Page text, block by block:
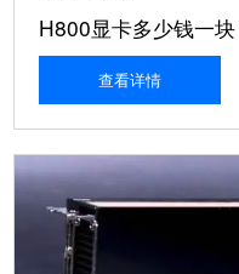
H800显卡多少钱一
查看详情